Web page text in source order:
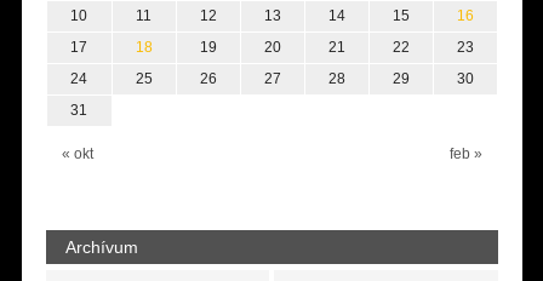
« okt feb »
10
11 12 13 14 15
16
17
18 19 20 21 22
23
24
25 26 27 28 29
30
31
Archívum